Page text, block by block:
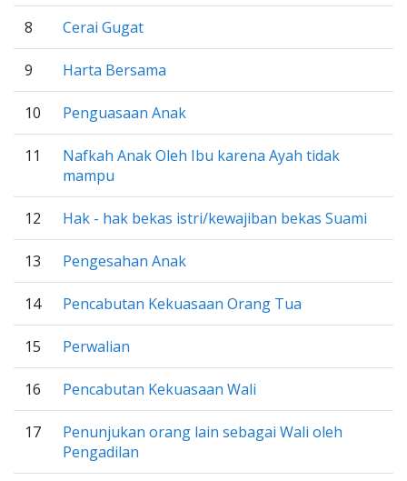
8 Cerai Gugat
9 Harta Bersama
10 Penguasaan Anak
11
Nafkah Anak Oleh Ibu karena Ayah tidak
mampu
12 Hak - hak bekas istri/kewajiban bekas Suami
13 Pengesahan Anak
14 Pencabutan Kekuasaan Orang Tua
15 Perwalian
16 Pencabutan Kekuasaan Wali
17
Penunjukan orang lain sebagai Wali oleh
Pengadilan